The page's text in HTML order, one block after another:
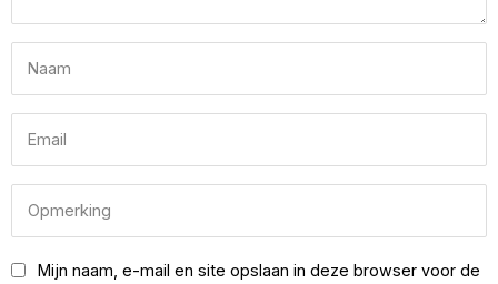
Mijn naam, e-mail en site opslaan in deze browser voor de